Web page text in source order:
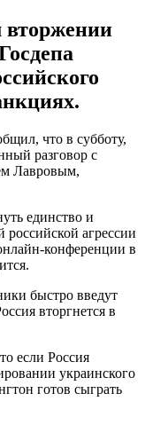
вторжении
что в субботу,
разговор с
Лавровым,
единство и
российской агрессии
конференции в
быстро введут
вторгнется в
если Россия
украинского
готов сыграть